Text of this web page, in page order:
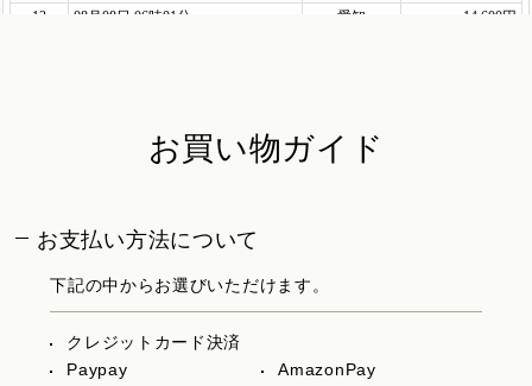
お買い物ガイド
お支払い方法について
下記の中からお選びいただけます。
クレジットカード決済
Paypay
AmazonPay